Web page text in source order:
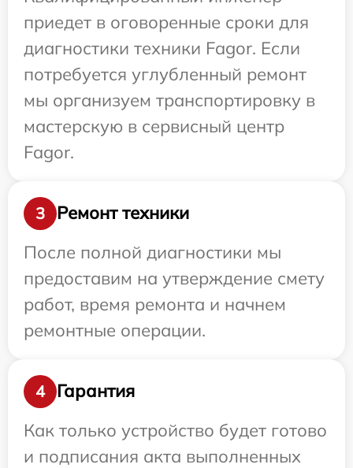
приедет в оговоренные сроки для
диагностики техники Fagor. Если
потребуется углубленный ремонт
мы организуем транспортировку в
мастерскую в сервисный центр
Fagor.
3
Ремонт техники
После полной диагностики мы
предоставим на утверждение смету
работ, время ремонта и начнем
ремонтные операции.
4
Гарантия
Как только устройство будет готово
и подписания акта выполненных